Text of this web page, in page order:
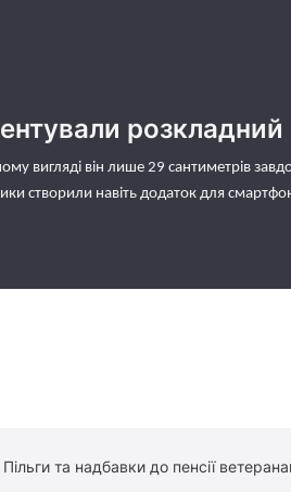
вигляді він лише 29 сантиметрів
створили навіть додаток для
Пільги та надбавки до пенсії